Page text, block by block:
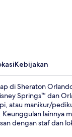
Kebijakan
di Sheraton
Springs™ dan
atau manikur/
Keunggulan lainnya
dengan staf dan